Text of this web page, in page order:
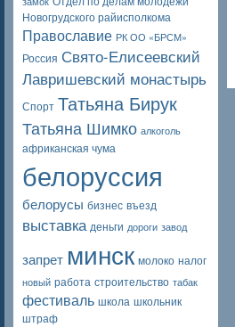
Новогрудского райисполкома
Православие РК ОО «БРСМ»
Россия Свято-Елисеевский
Лавришевский монастырь
Спорт Татьяна Бирук
Татьяна Шимко алкоголь
африканская чума
белоруссия
белорусы бизнес въезд
выставка деньги дороги завод
запрет минск молоко налог
новый работа строительство табак
фестиваль школа школьник
штраф